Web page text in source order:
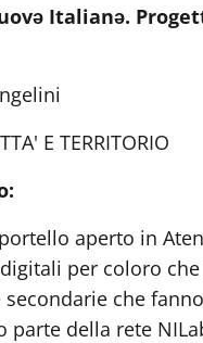
Italianə.
E TERRITORIO
aperto in
per coloro
che
parte della rete